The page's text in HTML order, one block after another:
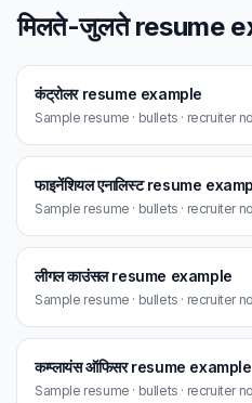
मिलते-जुलते resume
कंट्रोलर resume example
Sample resume · bullets · recruiter
फाइनेंशियल एनालिस्ट resume
Sample resume · bullets · recruiter
लीगल काउंसल resume example
Sample resume · bullets · recruiter
कम्प्लायंस ऑफिसर resume example
Sample resume · bullets · recruiter